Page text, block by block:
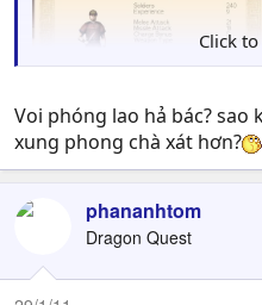
Click
Voi phóng lao hả bác? sao
xung phong chà xát hơn?
phananhtom
Dragon Quest